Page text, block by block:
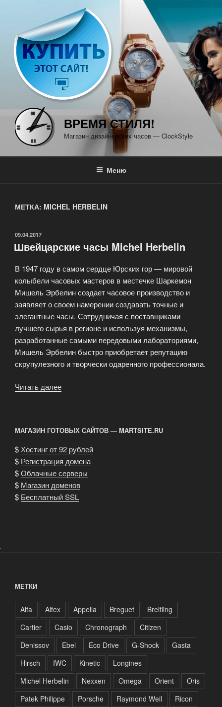
содержимому
ВРЕМЯ СТИЛЯ!
Магазин дизайнерских часов — ClockStyle
Меню
МЕТКА: MICHEL HERBELIN
ОПУБЛИКОВАНО
09.04.2017
Швейцарские часы Michel Herbelin
В 1947 году в самом сердце Юрских гор — мировой
колыбели часовых мастеров в местечке Шаркемон
Мишель Эрбелин создает часовое производство и
заявляет о своем намерении создавать точные и
элегантные часы. Сотрудничая с поставщиками
лучшего сырья в регионе и используя механизмы,
разработанные самыми передовыми лабораториями,
Мишель Эрбелин быстро приобретает репутацию
скрупулезного и творчески одаренного профессионала.
Читать далее
МАГАЗИН ГОТОВЫХ САЙТОВ — MARTSITE.RU
$Хостинг от 92 рублей
$ Регистрация домена
$Облачные серверы
$ Магазин доменов
$ Бесплатный SSL
.
МЕТКИ
Alfa Alfex Appella Breguet
Breitling
Cartier
Casio Chronograph
Citizen
Denissov
Ebel Eco Drive G-Shock
Gasta
Hirsch
IWC Kinetic
Longines
Michel Herbelin
Nexxen Omega Orient
Oris
Patek Philippe
Porsche Raymond Weil
Ricon